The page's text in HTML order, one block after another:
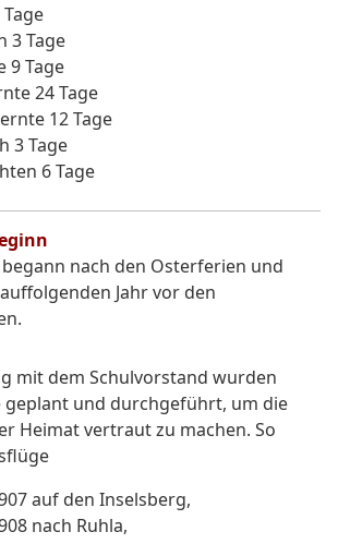
3 Tage
9 Tage
24 Tage
12 Tage
3 Tage
6 Tage
nach den Osterferien und
Jahr vor den
mit dem Schulvorstand wurden
geplant und durchgeführt, um die
Heimat vertraut zu machen. So
auf den Inselsberg,
nach Ruhla,